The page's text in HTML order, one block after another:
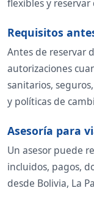
flexibles y
Requisitos
Antes de reservar
autorizaciones
sanitarios,
y políticas de
Asesoría para
Un asesor puede
incluidos, pagos,
desde Bolivia, La